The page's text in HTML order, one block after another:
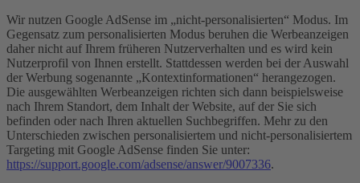
Wir nutzen Google AdSense im „nicht-personalisierten“ Modus. Im
Gegensatz zum personalisierten Modus beruhen die Werbeanzeigen
daher nicht auf Ihrem früheren Nutzerverhalten und es wird kein
Nutzerprofil von Ihnen erstellt. Stattdessen werden bei der Auswahl
der Werbung sogenannte „Kontextinformationen“ herangezogen.
Die ausgewählten Werbeanzeigen richten sich dann beispielsweise
nach Ihrem Standort, dem Inhalt der Website, auf der Sie sich
befinden oder nach Ihren aktuellen Suchbegriffen. Mehr zu den
Unterschieden zwischen personalisiertem und nicht-personalisiertem
Targeting mit Google AdSense finden Sie unter:
https://support.google.com/adsense/answer/9007336.